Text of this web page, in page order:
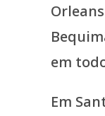
em
Em